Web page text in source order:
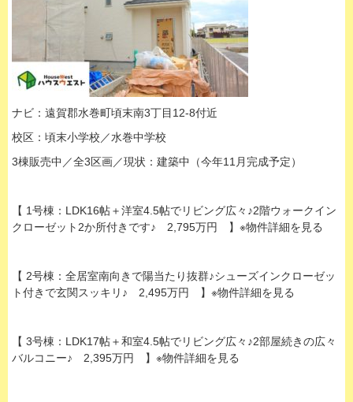
ナビ：遠賀郡水巻町頃末南3丁目12-8付近
校区：頃末小学校／水巻中学校
3棟販売中／全3区画／現状：建築中（今年11月完成予定）
【 1号棟：LDK16帖＋洋室4.5帖でリビング広々♪2階ウォークイン
クローゼット2か所付きです♪ 2,795万円 】※物件詳細を見る
【 2号棟：全居室南向きで陽当たり抜群♪シューズインクローゼッ
ト付きで玄関スッキリ♪ 2,495万円 】※物件詳細を見る
【 3号棟：LDK17帖＋和室4.5帖でリビング広々♪2部屋続きの広々
バルコニー♪ 2,395万円 】※物件詳細を見る